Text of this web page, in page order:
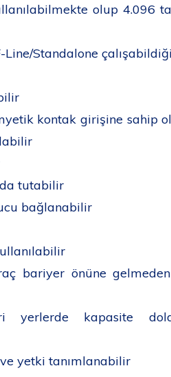
olup 4.096
Line/Standalone
kontak girişine sahip
tutabilir
bağlanabilir
bariyer önüne
yerlerde kapasite
yetki tanımlanabilir